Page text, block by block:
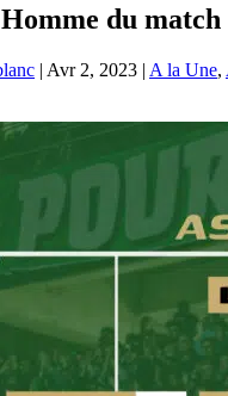
du match
| Avr 2, 2023 | A la Une,